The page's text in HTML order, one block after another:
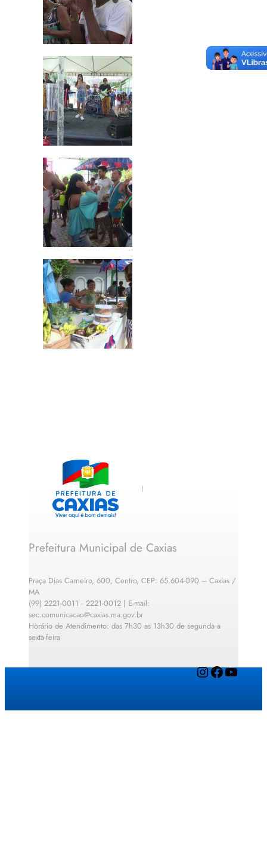
Prefeitura Municipal de Caxias
Praça Dias Carneiro, 600, Centro, CEP: 65.604-090 – Caxias /
MA
(99) 2221-0011 · 2221-0012 | E-mail:
sec.comunicacao@caxias.ma.gov.br
Horário de Atendimento: das 7h30 as 13h30 de segunda a
sexta-feira
InstagramFacebook YouTube